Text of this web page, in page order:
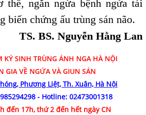
thể, ngăn ngừa bệnh ngứa tái
biến chứng ấu trùng sán não.
TS. BS. Nguyễn Hằng Lan
KÝ SINH TRÙNG ÁNH NGA HÀ NỘI
GIA VỀ NGỨA VÀ GIUN SÁN
Phương Liệt, Th. Xuân, Hà Nội
- Hotline: 02473001318
đến 17h, thứ 2 đến hết ngày CN